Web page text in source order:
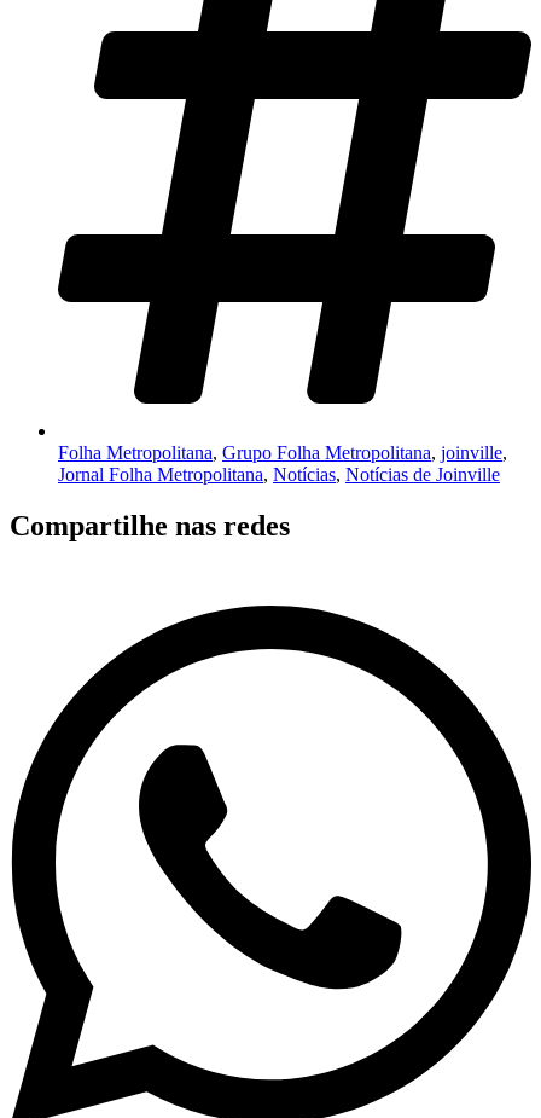
Folha Metropolitana, Grupo Folha Metropolitana, joinville,
Jornal Folha Metropolitana, Notícias, Notícias de Joinville
Compartilhe nas redes